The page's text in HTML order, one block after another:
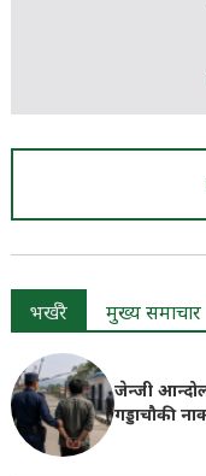
भर्खरै मुख्य समाचार
जेन्जी
गड्डाचौकी